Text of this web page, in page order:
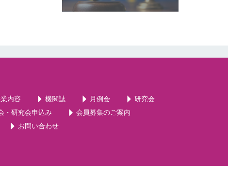
内容 機関誌 月例会
研究会
・研究会申込み
会員募集のご案内
お問い合わせ